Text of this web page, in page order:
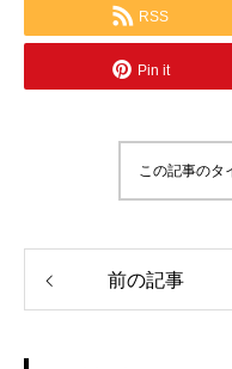
RSS
Pin it
この記事のタ
前の記事